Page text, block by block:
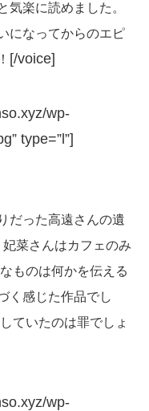
気楽に読めました。
になってからのエピ
[/voice]
wp-
type=”l”]
だった高遠さんの遺
菜さんはカフェのみ
ものは何かを伝える
く感じた作品でし
ていたのは罪でしょ
wp-